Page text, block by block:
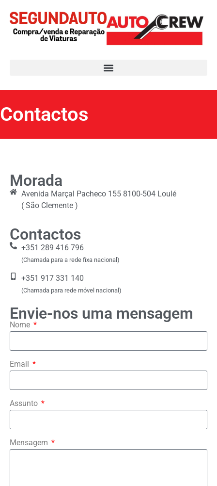
Contactos
Morada
Avenida Marçal Pacheco 155 8100-504 Loulé
( São Clemente )
Contactos
+351 289 416 796
(Chamada para a rede fixa nacional)
+351 917 331 140
(Chamada para rede móvel nacional)
Envie-nos uma mensagem
Nome
Email
Assunto
Mensagem